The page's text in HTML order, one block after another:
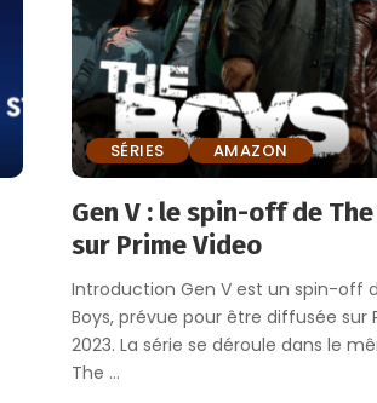
SÉRIES AMAZON
Gen V : le spin-off de
sur Prime Video
Introduction Gen V est un spin-off
Boys, prévue pour être diffusée sur
2023. La série se déroule dans le
The ...